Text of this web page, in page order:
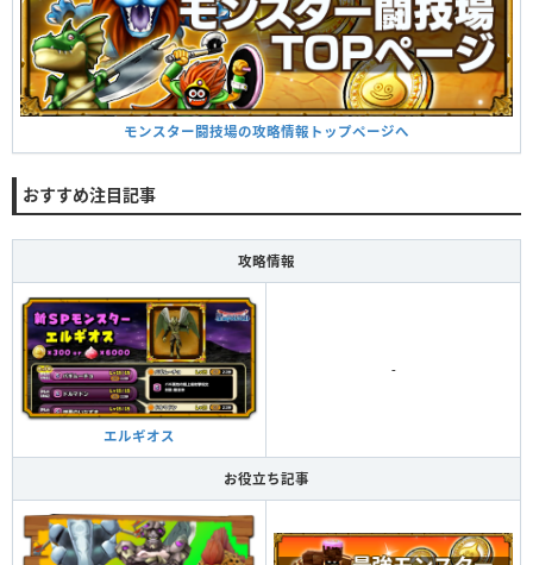
モンスター闘技場の攻略情報トップページへ
おすすめ注目記事
攻略情報
エルギオス
-
お役立ち記事